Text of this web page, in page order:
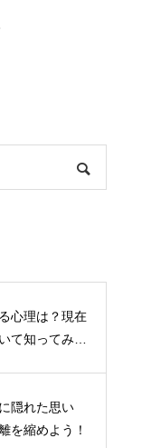
心理は？現在
て知ってみよ
隠れた思い
を縮めよう！